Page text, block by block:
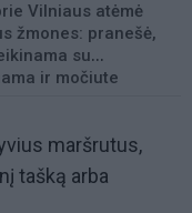
Vilniaus atėmė
žmones: pranešė,
su
ir močiute
maršrutus,
tašką arba